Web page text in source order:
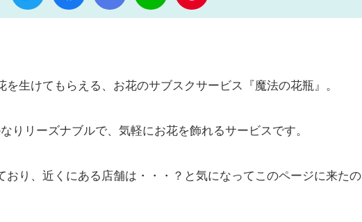
生けてもらえる、お花のサブスクサービス『魔法の花瓶』。
りリーズナブルで、気軽にお花を飾れるサービスです。
おり、近くにある店舗は・・・？と気になってこのページに来たの